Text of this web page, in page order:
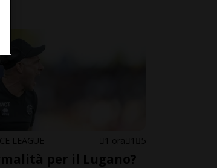
LEAGUE 1 ora 1 5
per il Lugano?